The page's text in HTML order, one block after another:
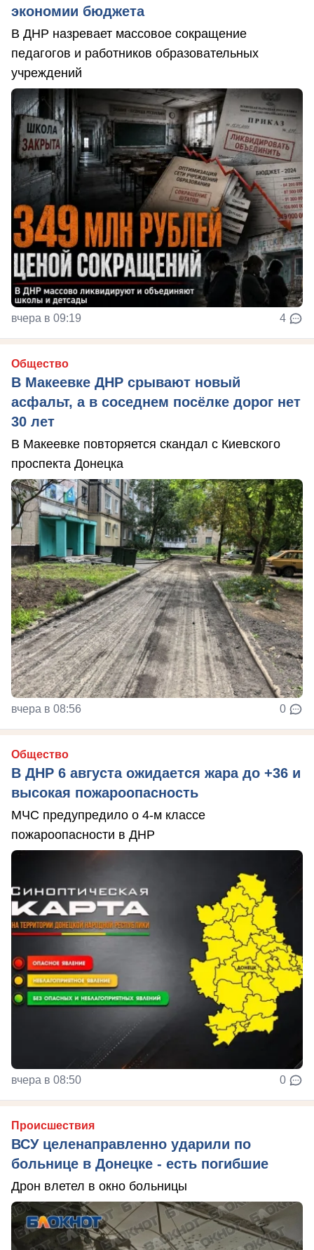
экономии бюджета
В ДНР назревает массовое сокращение
педагогов и работников образовательных
учреждений
вчера в 09:19 4
Общество
В Макеевке ДНР срывают новый
асфальт, а в соседнем посёлке дорог нет
30 лет
В Макеевке повторяется скандал с Киевского
проспекта Донецка
вчера в 08:56 0
Общество
В ДНР 6 августа ожидается жара до +36 и
высокая пожароопасность
МЧС предупредило о 4-м классе
пожароопасности в ДНР
вчера в 08:50 0
Происшествия
ВСУ целенаправленно ударили по
больнице в Донецке - есть погибшие
Дрон влетел в окно больницы